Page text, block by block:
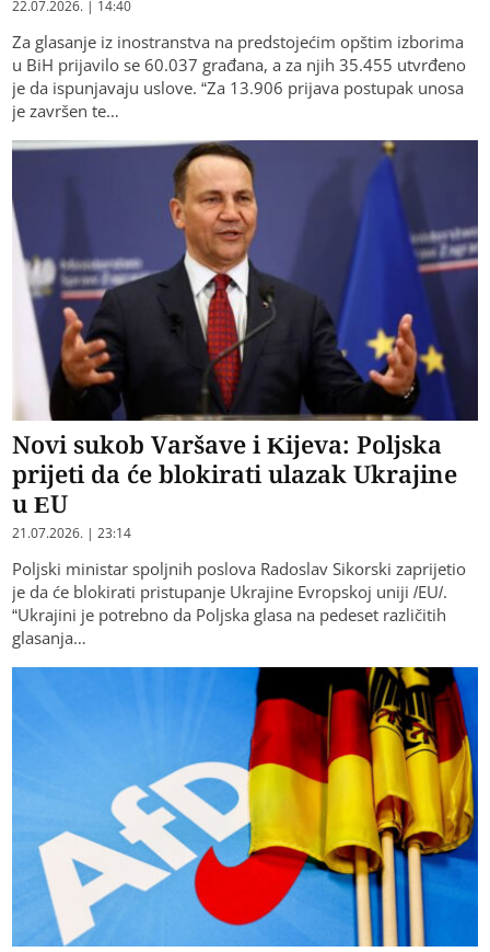
22.07.2026. | 14:40
Za glasanje iz inostranstva na predstojećim opštim izborima
u BiH prijavilo se 60.037 građana, a za njih 35.455 utvrđeno
je da ispunjavaju uslove. “Za 13.906 prijava postupak unosa
je završen te…
Novi sukob Varšave i Kijeva: Poljska
prijeti da će blokirati ulazak Ukrajine
u EU
21.07.2026. | 23:14
Poljski ministar spoljnih poslova Radoslav Sikorski zaprijetio
je da će blokirati pristupanje Ukrajine Evropskoj uniji /EU/.
“Ukrajini je potrebno da Poljska glasa na pedeset različitih
glasanja…